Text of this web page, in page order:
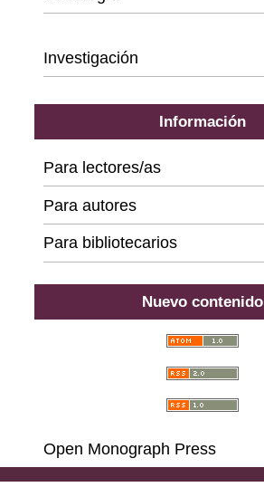
Investigación
Información
Para lectores/as
Para autores
Para bibliotecarios
Nuevo contenido
Open Monograph Press